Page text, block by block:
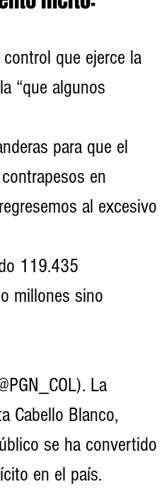
que ejerce la
“que algunos
para que el
en
al excesivo
119.435
millones sino
La
Cabello Blanco,
se ha convertido
en el país.